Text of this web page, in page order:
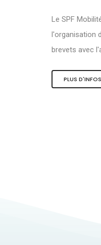
Le SPF
l'organisation
brevets avec
PLUS D'INFOS